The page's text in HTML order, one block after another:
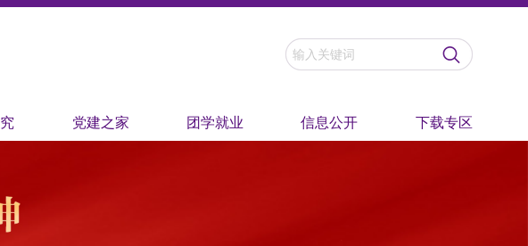
党建之家 团学就业 信息公开 下载专区